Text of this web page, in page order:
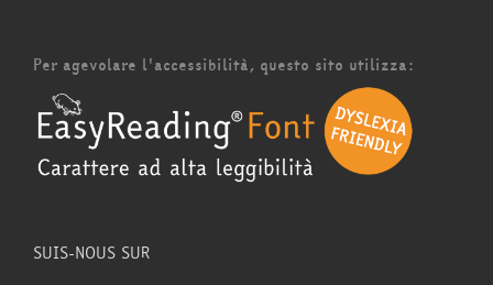
Per agevolare l'accessibilità, questo sito utilizza:
SUIS-NOUS SUR